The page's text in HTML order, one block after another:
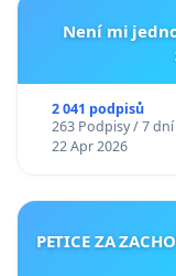
Není mi
2 041 podpisů
263 Podpisy / 7 dní
22 Apr 2026
PETICE ZA